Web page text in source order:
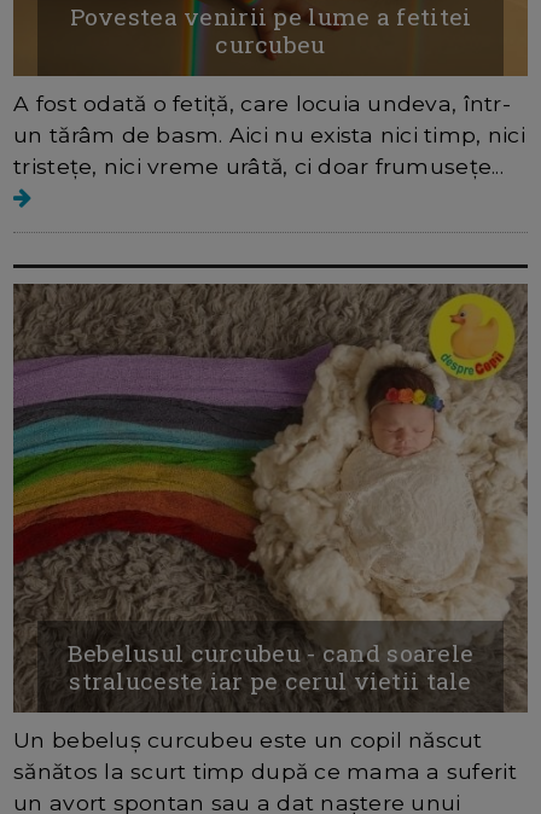
Povestea venirii pe lume a fetitei
curcubeu
A fost odată o fetiță, care locuia undeva, într-
un tărâm de basm. Aici nu exista nici timp, nici
tristețe, nici vreme urâtă, ci doar frumusețe...
Bebelusul curcubeu - cand soarele
straluceste iar pe cerul vietii tale
Un bebeluș curcubeu este un copil născut
sănătos la scurt timp după ce mama a suferit
un avort spontan sau a dat naștere unui